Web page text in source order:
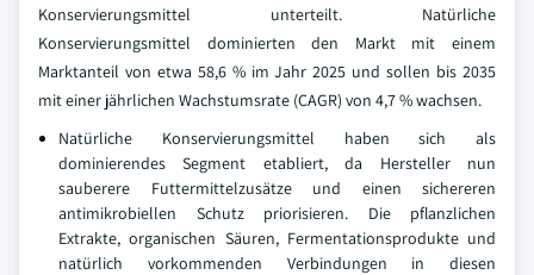
Konservierungsmittel unterteilt. Natürliche
Konservierungsmittel dominierten den Markt mit einem
Marktanteil von etwa 58,6 % im Jahr 2025 und sollen bis 2035
mit einer jährlichen Wachstumsrate (CAGR) von 4,7 % wachsen.
Natürliche Konservierungsmittel haben sich als
dominierendes Segment etabliert, da Hersteller nun
sauberere Futtermittelzusätze und einen sichereren
antimikrobiellen Schutz priorisieren. Die pflanzlichen
Extrakte, organischen Säuren, Fermentationsprodukte und
natürlich vorkommenden Verbindungen in diesen